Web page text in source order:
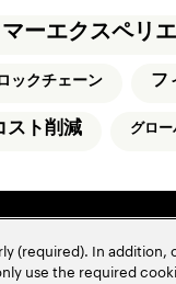
ーエクスペリ
ックチェーン フ
スト削減 グロー
イトマップ お
(required). In
use the required